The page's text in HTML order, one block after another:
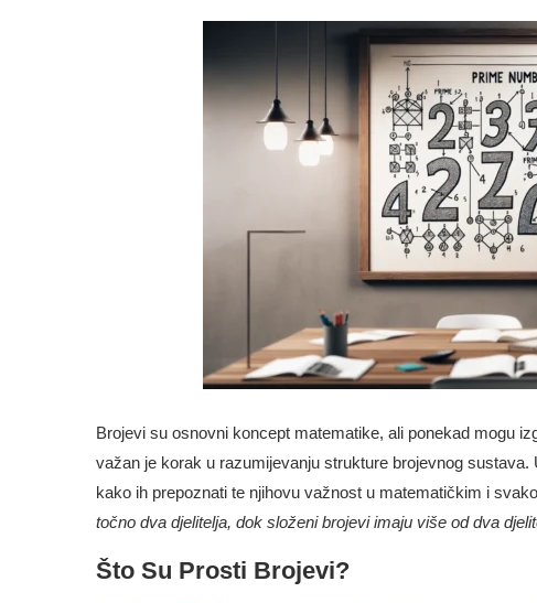
Brojevi su osnovni koncept matematike, ali ponekad mogu
važan je korak u razumijevanju strukture brojevnog
kako ih prepoznati te njihovu važnost u matematičkim i
točno dva djelitelja, dok složeni brojevi imaju više od dva
Što Su Prosti Brojevi?